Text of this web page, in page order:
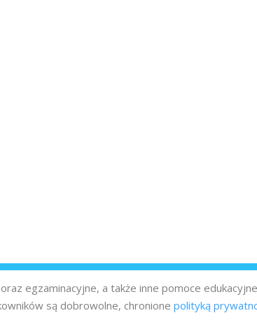
egzaminacyjne, a także inne pomoce
są dobrowolne, chronione polityką